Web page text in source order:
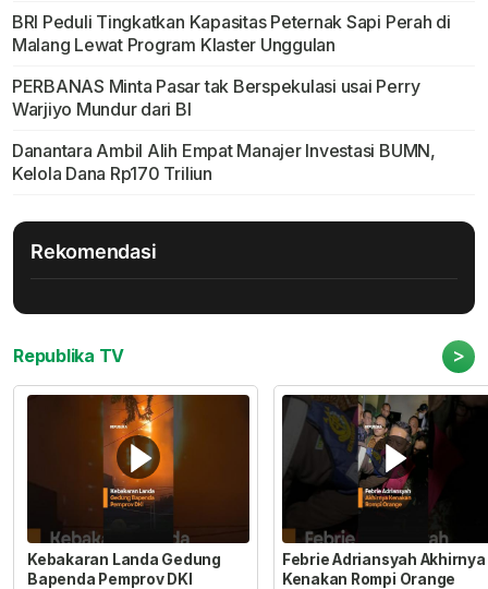
BRI Peduli Tingkatkan Kapasitas Peternak Sapi Perah di
Malang Lewat Program Klaster Unggulan
PERBANAS Minta Pasar tak Berspekulasi usai Perry
Warjiyo Mundur dari BI
Danantara Ambil Alih Empat Manajer Investasi BUMN,
Kelola Dana Rp170 Triliun
Rekomendasi
Republika TV >
Kebakaran Landa Gedung
Bapenda Pemprov DKI
Febrie Adriansyah Akhirnya
Kenakan Rompi Orange